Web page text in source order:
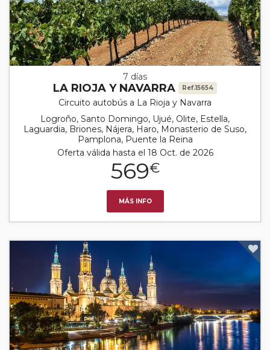
7 días
LA RIOJA Y NAVARRA Ref.15654
Circuito autobús a La Rioja y Navarra
Logroño, Santo Domingo, Ujué, Olite, Estella,
Laguardia, Briones, Nájera, Haro, Monasterio de Suso,
Pamplona, Puente la Reina
Oferta válida hasta el 18 Oct. de 2026
569€
MÁS INFO